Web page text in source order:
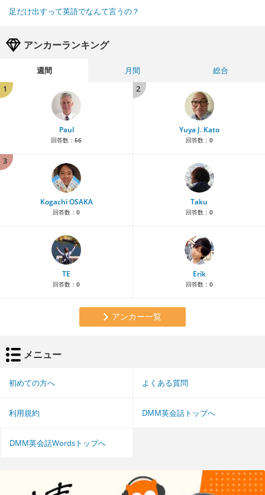
足だけ出すって英語でなんて言うの？
アンカーランキング
週間 月間
総合
1
Paul
回答数： 66
2
Yuya J. Kato
回答数： 0
3
Kogachi OSAKA
回答数： 0
Taku
回答数： 0
TE
回答数： 0
Erik
回答数： 0
アンカー一覧
メニュー
初めての方へ よくある質問
利用規約 DMM英会話トップへ
DMM英会話Wordsトップへ